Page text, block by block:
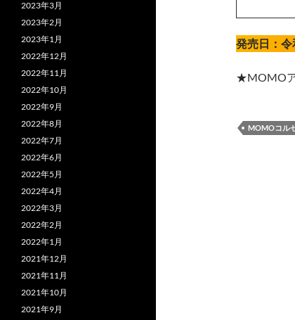
発売日：令
★MOMOア
MOMOコル
2023年3月
2023年2月
2023年1月
2022年12月
2022年11月
2022年10月
2022年9月
2022年8月
2022年7月
2022年6月
2022年5月
2022年4月
2022年3月
2022年2月
2022年1月
2021年12月
2021年11月
2021年10月
2021年9月